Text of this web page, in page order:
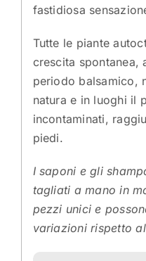
fastidiosa
Tutte le piante
crescita spontanea,
periodo balsamico,
natura e in luoghi il
incontaminati,
piedi.
I saponi e gli
tagliati a mano in
pezzi unici e
variazioni rispetto